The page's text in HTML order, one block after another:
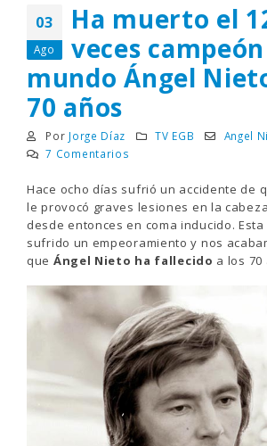
03
Ago
Ha muerto el
veces
mundo Ángel
70 años
Por Jorge Díaz TV EGB
Angel
7 Comentarios
Hace ocho días sufrió un accidente de
le provocó graves lesiones en la
desde entonces en coma inducido.
sufrido un empeoramiento y nos
que Ángel Nieto ha fallecido a los 70